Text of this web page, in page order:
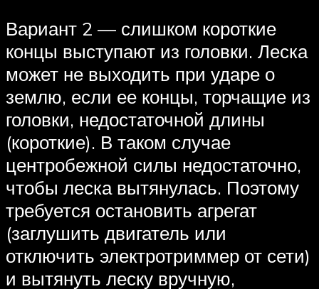
Вариант 2 — слишком короткие
концы выступают из головки. Леска
может не выходить при ударе о
землю, если ее концы, торчащие из
головки, недостаточной длины
(короткие). В таком случае
центробежной силы недостаточно,
чтобы леска вытянулась. Поэтому
требуется остановить агрегат
(заглушить двигатель или
отключить электротриммер от сети)
и вытянуть леску вручную,